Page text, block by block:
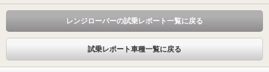
レンジローバーの試乗レポート一覧に戻る
試乗レポート車種一覧に戻る